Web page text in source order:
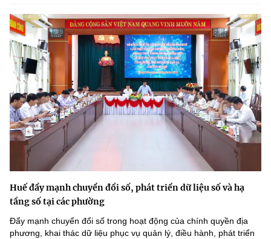
Huế đẩy mạnh chuyển đổi số, phát triển dữ liệu số và hạ
tầng số tại các phường
Đẩy mạnh chuyển đổi số trong hoạt động của chính quyền địa
phương, khai thác dữ liệu phục vụ quản lý, điều hành, phát triển